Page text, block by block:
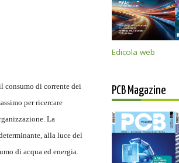
consumo di corrente dei
per ricercare
La
alla luce del
di acqua ed energia.
Edicola web
PCB Magazine